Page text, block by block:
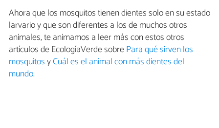
Ahora que los mosquitos tienen dientes solo en su estado
larvario y que son diferentes a los de muchos otros
animales, te animamos a leer más con estos otros
artículos de EcologíaVerde sobrePara qué sirven los
mosquitosyCuál es el animal con más dientes del
mundo.